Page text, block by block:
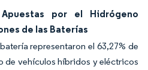
por el Hidrógeno
de las Baterías
representaron el 63,27% de
de vehículos híbridos y eléctricos